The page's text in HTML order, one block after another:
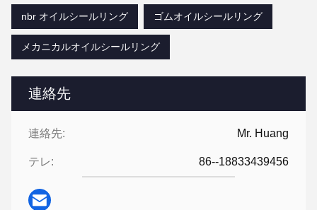
連絡先
連絡先: Mr. Huang
テレ: 86--18833439456
nbr オイルシールリング
ゴムオイルシールリング
メカニカルオイルシールリング